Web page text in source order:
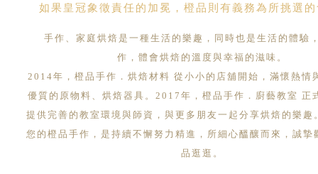
如果皇冠象徵責任的加冕，橙品則有義務為所挑選
手作、家庭烘焙是一種生活的樂趣，同時也是生活的體驗
作，體會烘焙的溫度與幸福的滋味。
2014年，橙品手作．烘焙材料 從小小的店舖開始，滿懷熱情
優質的原物料、烘焙器具。2017年，橙品手作．廚藝教室 正
提供完善的教室環境與師資，與更多朋友一起分享烘焙的樂趣
您的橙品手作，是持續不懈努力精進，所細心醞釀而來，誠摯
品逛逛。